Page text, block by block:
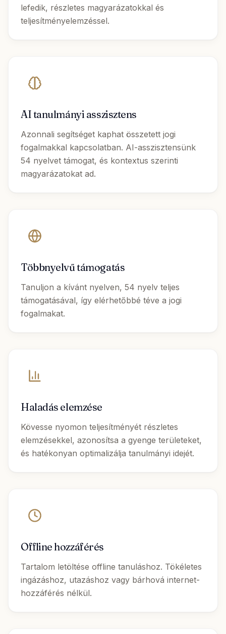
lefedik, részletes magyarázatokkal és
teljesítményelemzéssel.
AI tanulmányi asszisztens
Azonnali segítséget kaphat összetett jogi
fogalmakkal kapcsolatban. AI-asszisztensünk
54 nyelvet támogat, és kontextus szerinti
magyarázatokat ad.
Többnyelvű támogatás
Tanuljon a kívánt nyelven, 54 nyelv teljes
támogatásával, így elérhetőbbé téve a jogi
fogalmakat.
Haladás elemzése
Kövesse nyomon teljesítményét részletes
elemzésekkel, azonosítsa a gyenge területeket,
és hatékonyan optimalizálja tanulmányi idejét.
Offline hozzáférés
Tartalom letöltése offline tanuláshoz. Tökéletes
ingázáshoz, utazáshoz vagy bárhová internet-
hozzáférés nélkül.